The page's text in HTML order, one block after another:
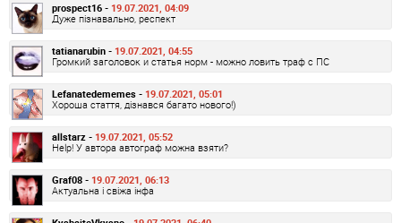
prospect16 - 19.07.2021, 04:09
Дуже пізнавально, респект
tatianarubin - 19.07.2021, 04:55
Громкий заголовок и статья норм - можно ловить траф с ПС
Lefanatedememes - 19.07.2021, 05:01
Хороша стаття, дізнався багато нового!)
allstarz - 19.07.2021, 05:52
Help! У автора автограф можна взяти?
Graf08 - 19.07.2021, 06:13
Актуальна і свіжа інфа